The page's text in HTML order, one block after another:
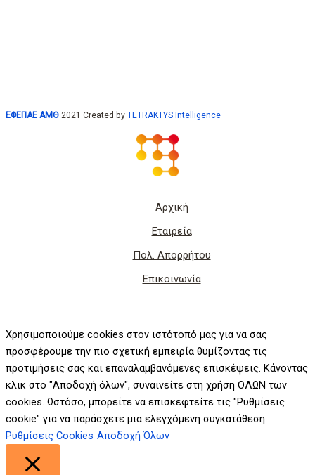
ΕΦΕΠΑΕ ΑΜΘ 2021 Created by TETRAKTYS Intelligence
Αρχική
Εταιρεία
Πολ. Απορρήτου
Επικοινωνία
Χρησιμοποιούμε cookies στον ιστότοπό μας για να σας
προσφέρουμε την πιο σχετική εμπειρία θυμίζοντας τις
προτιμήσεις σας και επαναλαμβανόμενες επισκέψεις. Κάνοντας
κλικ στο "Αποδοχή όλων", συναινείτε στη χρήση ΟΛΩΝ των
cookies. Ωστόσο, μπορείτε να επισκεφτείτε τις "Ρυθμίσεις
cookie" για να παράσχετε μια ελεγχόμενη συγκατάθεση.
Ρυθμίσεις Cookies Αποδοχή Όλων